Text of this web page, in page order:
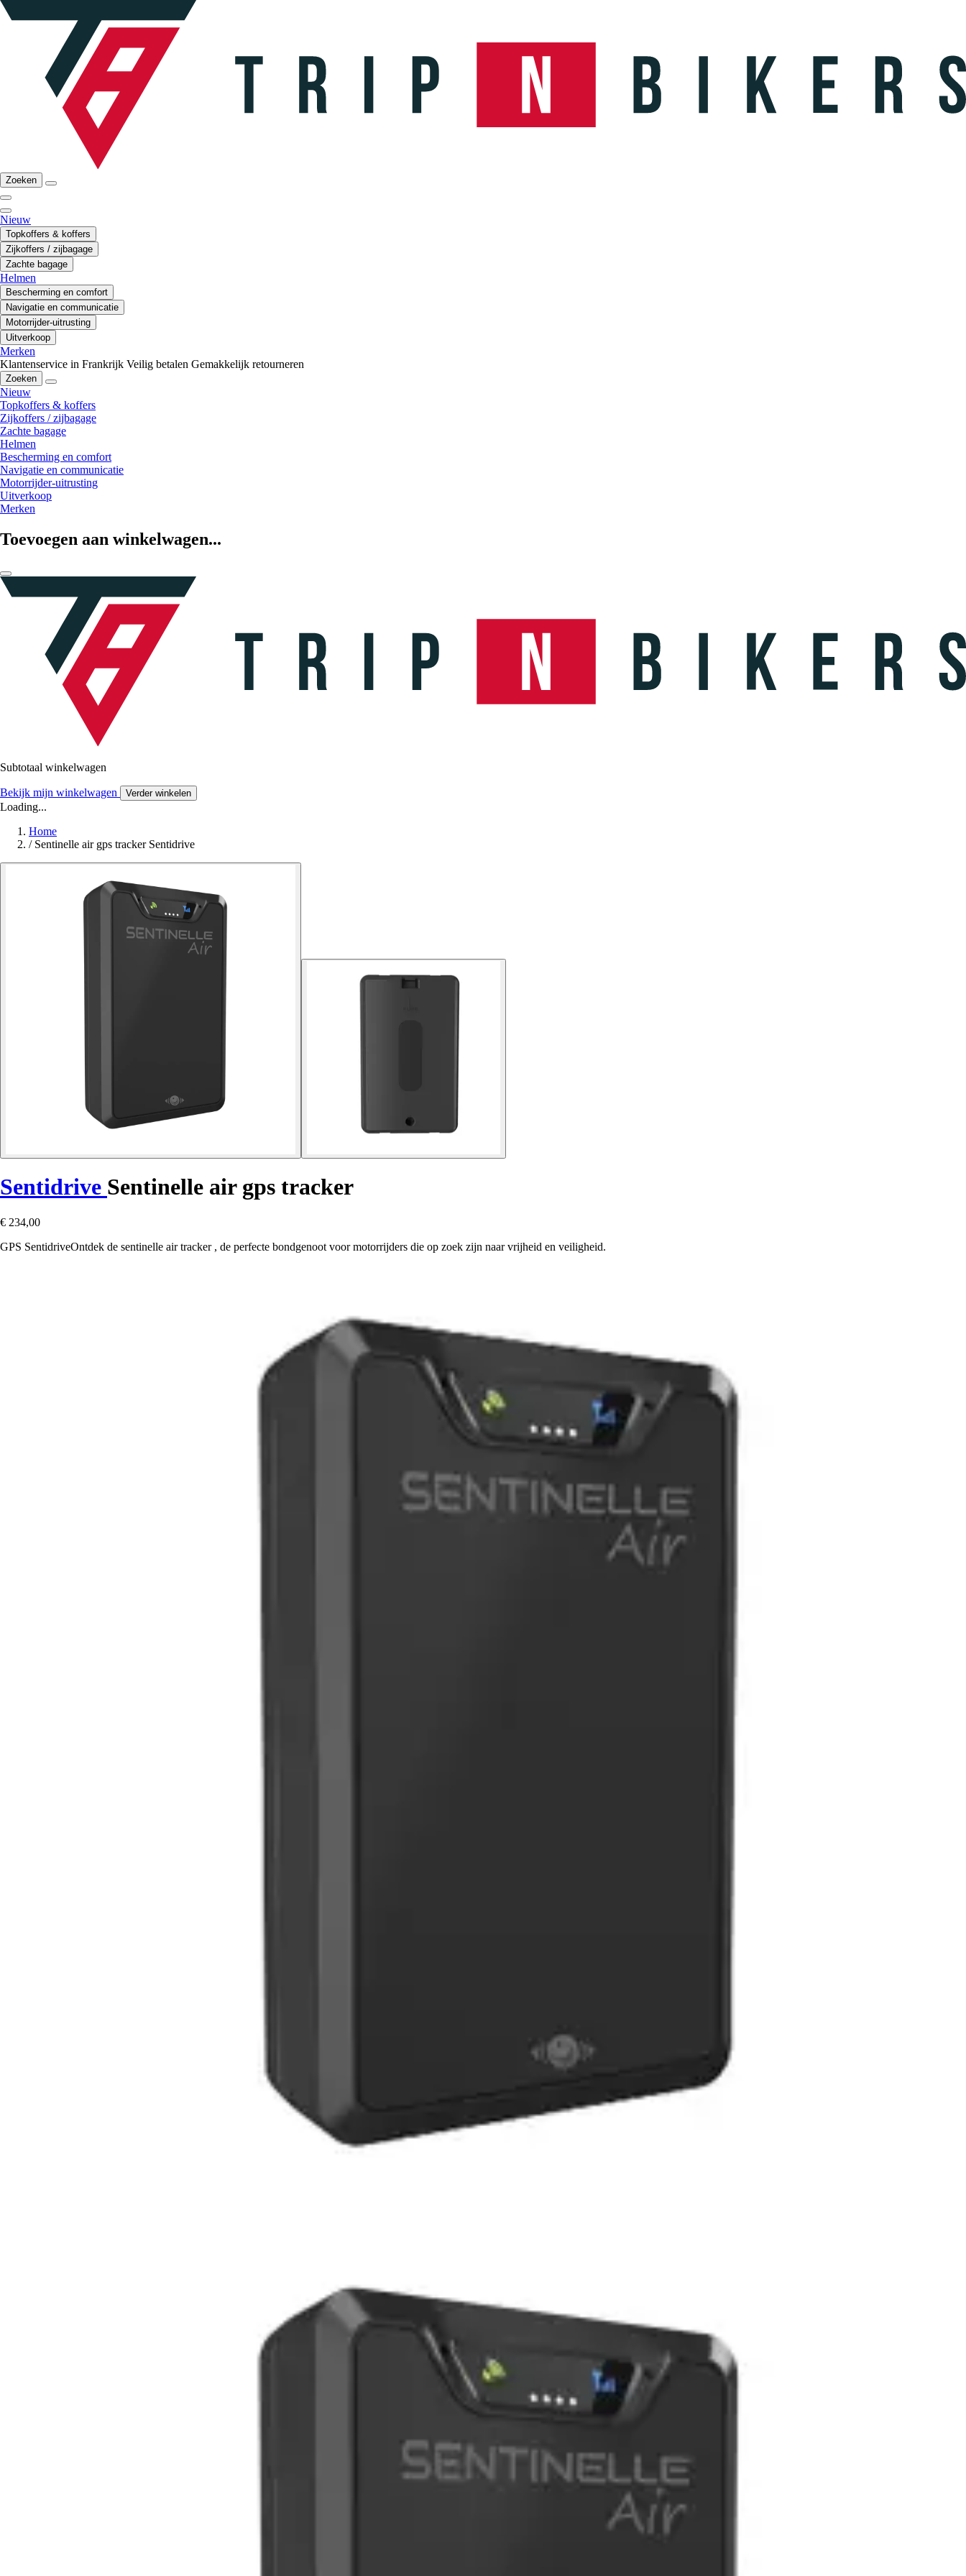
Zoeken
Nieuw
Topkoffers & koffers
Zijkoffers / zijbagage
Zachte bagage
Helmen
Bescherming en comfort
Navigatie en communicatie
Motorrijder-uitrusting
Uitverkoop
Merken
Klantenservice in Frankrijk Veilig betalen Gemakkelijk retourneren
Zoeken
Nieuw
Topkoffers & koffers
Zijkoffers / zijbagage
Zachte bagage
Helmen
Bescherming en comfort
Navigatie en communicatie
Motorrijder-uitrusting
Uitverkoop
Merken
Toevoegen aan winkelwagen...
Subtotaal winkelwagen
Bekijk mijn winkelwagen Verder winkelen
Loading...
Home
/ Sentinelle air gps tracker Sentidrive
Sentidrive Sentinelle air gps tracker
€ 234,00
GPS SentidriveOntdek de sentinelle air tracker , de perfecte bondgenoot voor motorrijders die op zoek zijn naar vrijheid en veiligheid.